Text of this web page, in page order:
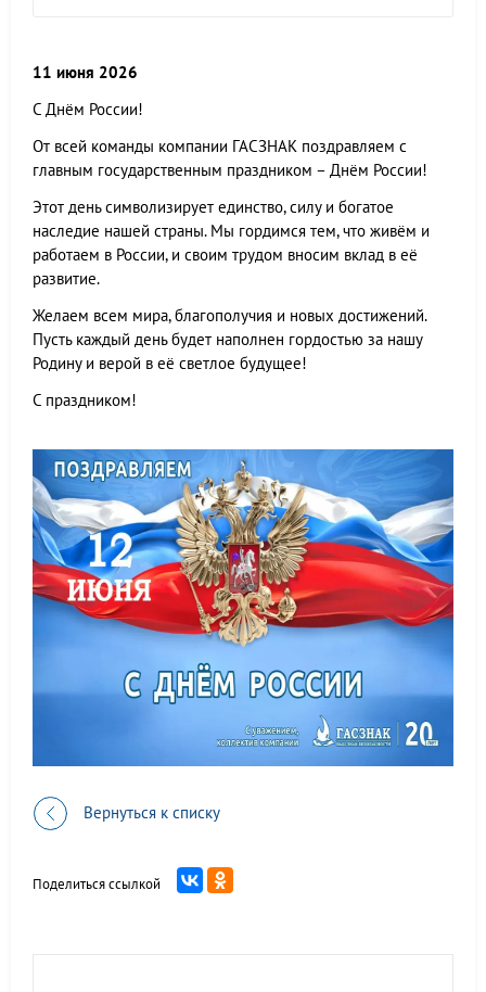
11 июня 2026
С Днём России!
От всей команды компании ГАСЗНАК поздравляем с
главным государственным праздником – Днём России!
Этот день символизирует единство, силу и богатое
наследие нашей страны. Мы гордимся тем, что живём и
работаем в России, и своим трудом вносим вклад в её
развитие.
Желаем всем мира, благополучия и новых достижений.
Пусть каждый день будет наполнен гордостью за нашу
Родину и верой в её светлое будущее!
С праздником!
Вернуться к списку
Поделиться ссылкой